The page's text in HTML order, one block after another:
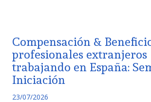
Compensación &
profesionales extranjeros
trabajando en España:
Iniciación
23/07/2026